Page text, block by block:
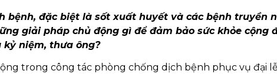
bệnh, đặc biệt là sốt xuất huyết và các bệnh truyền
giải pháp chủ động gì để đảm bảo sức khỏe cộng
kỷ niệm, thưa ông?
trong công tác phòng chống dịch bệnh phục vụ đại